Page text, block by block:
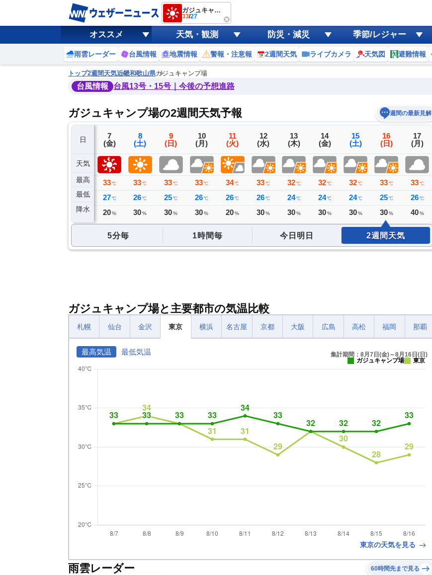
ガジュキャンプ場
33/27
オススメ 天気・観測 防災・減災 季節/レジャー
雨雲レーダー 台風情報 地震情報 警報・注意報 2週間天気 ライブカメラ 天気図 避難情報
トップ2週間天気近畿和歌山県ガジュキャンプ場
台風情報 台風13号・15号｜今後の予想進路
ガジュキャンプ場の2週間天気予報 週間の最新見解
日
天気
最高
最低
降水
6
(木)
35℃
27℃
ミリ
7
(金)
33 ℃
27 ℃
20 %
8
(土)
33 ℃
26 ℃
30 %
9
(日)
33 ℃
25 ℃
30 %
10
(月)
33 ℃
26 ℃
30 %
11
(火)
34℃
26℃
20%
12
(水)
33℃
26℃
30%
13
(木)
32℃
24℃
30%
14
(金)
32℃
24℃
30%
15
(土)
32 ℃
24 ℃
30 %
16
(日)
33 ℃
25 ℃
30 %
17
(月)
33 ℃
26 ℃
40 %
5分毎 1時間毎 今日明日 2週間天気
ガジュキャンプ場と主要都市の気温比較
札幌 仙台 金沢 東京 横浜 名古屋 京都 大阪 広島 高松 福岡 那覇
最高気温 最低気温
集計期間：8月7日(金)～8月16日(日)
ガジュキャンプ場
東京
東京の天気を見る
雨雲レーダー 60時間先まで見る